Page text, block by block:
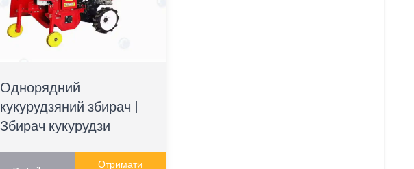
Однорядний
кукурудзяний збирач |
Збирач кукурудзи
Отримати